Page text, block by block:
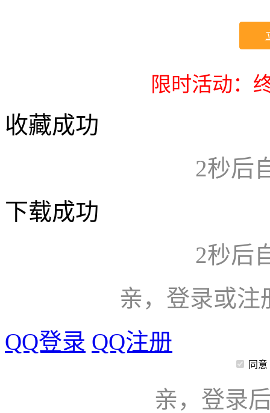
限时活动：
收藏成功
2秒后
下载成功
2秒后
亲，登录或注
QQ登录 QQ注册
同意
亲，登录